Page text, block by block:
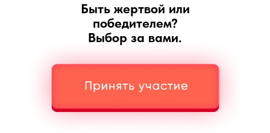
Быть жертвой или
победителем?
Выбор за вами.